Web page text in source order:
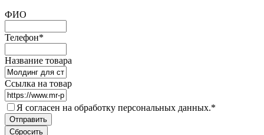
ФИО
Телефон*
Название товара
Ссылка на товар
Я согласен на обработку персональных данных.*